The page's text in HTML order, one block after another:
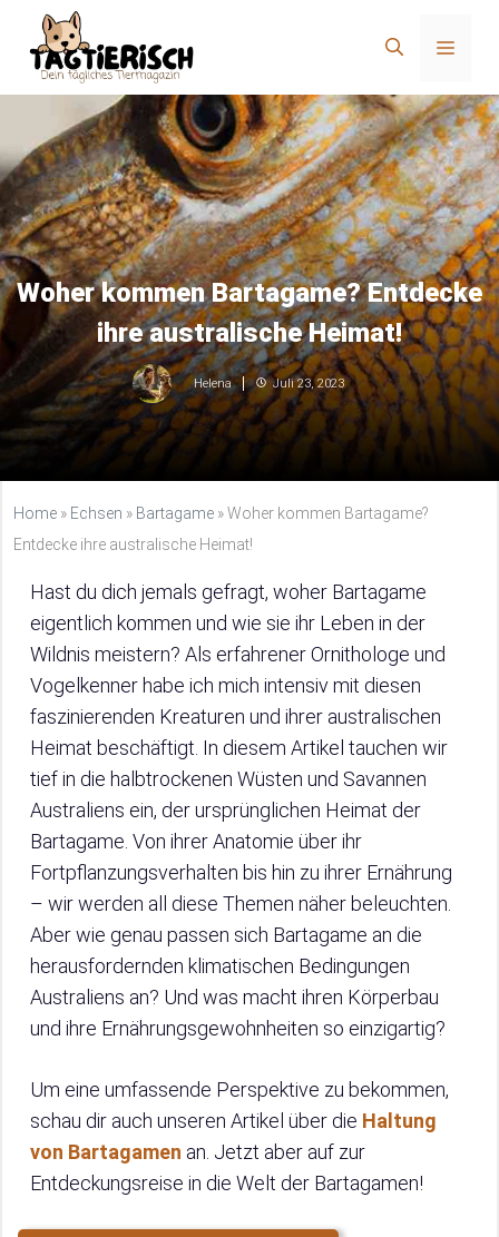
Inhalt
springen
Menü
Woher kommen Bartagame? Entdecke
ihre australische Heimat!
Helena Juli 23, 2023
Home » Echsen » Bartagame »Woher kommen Bartagame?
Entdecke ihre australische Heimat!
Hast du dich jemals gefragt, woher Bartagame
eigentlich kommen und wie sie ihr Leben in der
Wildnis meistern? Als erfahrener Ornithologe und
Vogelkenner habe ich mich intensiv mit diesen
faszinierenden Kreaturen und ihrer australischen
Heimat beschäftigt. In diesem Artikel tauchen wir
tief in die halbtrockenen Wüsten und Savannen
Australiens ein, der ursprünglichen Heimat der
Bartagame. Von ihrer Anatomie über ihr
Fortpflanzungsverhalten bis hin zu ihrer Ernährung
– wir werden all diese Themen näher beleuchten.
Aber wie genau passen sich Bartagame an die
herausfordernden klimatischen Bedingungen
Australiens an? Und was macht ihren Körperbau
und ihre Ernährungsgewohnheiten so einzigartig?
Um eine umfassende Perspektive zu bekommen,
schau dir auch unseren Artikel über die Haltung
von Bartagamen an. Jetzt aber auf zur
Entdeckungsreise in die Welt der Bartagamen!